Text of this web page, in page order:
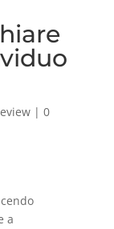
| 0
a